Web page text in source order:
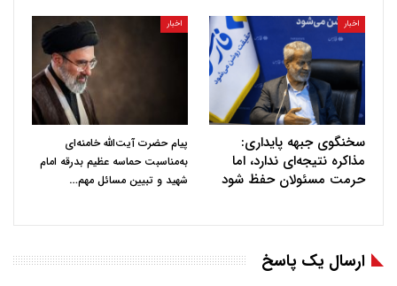
اخبار
سخنگوی جبهه پایداری:
مذاکره نتیجه‌ای ندارد، اما
حرمت مسئولان حفظ شود
اخبار
پیام حضرت آیت‌الله خامنه‌ای
به‌مناسبت حماسه عظیم بدرقه امام
شهید و تبیین مسائل مهم…
ارسال یک پاسخ